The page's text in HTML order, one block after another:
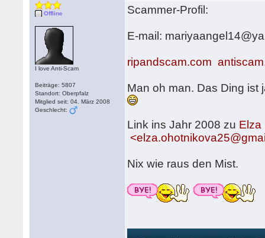
Offline
I love Anti-Scam
Beiträge: 5807
Standort: Oberpfalz
Mitglied seit: 04. März 2008
Geschlecht:
Scammer-Profil:
E-mail:
ripandscam.com
Man oh man. Das Ding ist
Link ins Jahr 2008 zu Elza
Nix wie raus den Mist.